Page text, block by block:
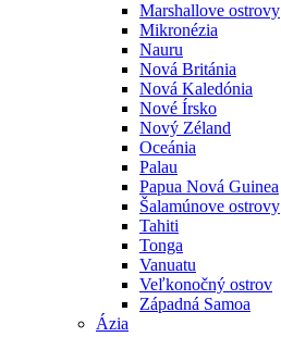
Marshallove ostrovy
Mikronézia
Nauru
Nová Británia
Nová Kaledónia
Nové Írsko
Nový Zéland
Oceánia
Palau
Papua Nová Guinea
Šalamúnove ostrovy
Tahiti
Tonga
Vanuatu
Veľkonočný ostrov
Západná Samoa
Ázia